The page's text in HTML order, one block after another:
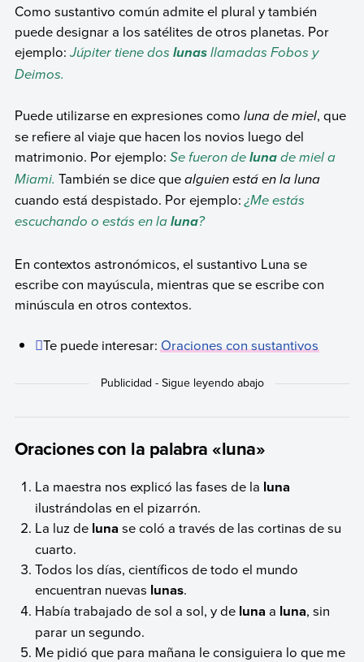
Como sustantivo común admite el plural y también
puede designar a los satélites de otros planetas. Por
ejemplo:Júpiter tiene dos lunasllamadas Fobos y
Deimos.
Puede utilizarse en expresiones como luna de miel, que
se refiere al viaje que hacen los novios luego del
matrimonio. Por ejemplo: Se fueron de lunade miel a
Miami. También se dice quealguien está en la luna
cuando está despistado. Por ejemplo:¿Me estás
escuchando o estás en la luna?
En contextos astronómicos, el sustantivo Luna se
escribe con mayúscula, mientras que se escribe con
minúscula en otros contextos.
Te puede interesar:Oraciones con sustantivos
Oraciones con la palabra «luna»
La maestra nos explicó las fases de la luna
ilustrándolas en el pizarrón.
La luz de luna se coló a través de las cortinas de su
cuarto.
Todos los días, científicos de todo el mundo
encuentran nuevas lunas.
Había trabajado de sol a sol, y de luna a luna, sin
parar un segundo.
Me pidió que para mañana le consiguiera lo que me